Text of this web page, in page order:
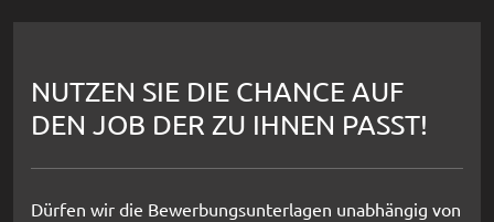
NUTZEN SIE DIE CHANCE AUF
DEN JOB DER ZU IHNEN PASST!
Dürfen wir die Bewerbungsunterlagen unabhängig von